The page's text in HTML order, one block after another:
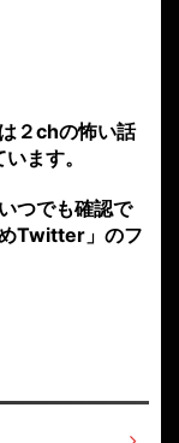
２chの怖い話
ます。
つでも確認で
Twitter」のフ